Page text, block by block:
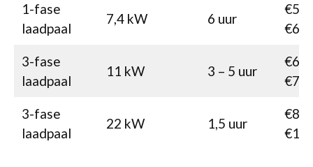
1-fase
laadpaal
7,4 kW 6 uur
3-fase
laadpaal
11 kW 3 – 5 uur
3-fase
laadpaal
22 kW 1,5 uur